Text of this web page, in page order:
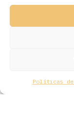
Políticas